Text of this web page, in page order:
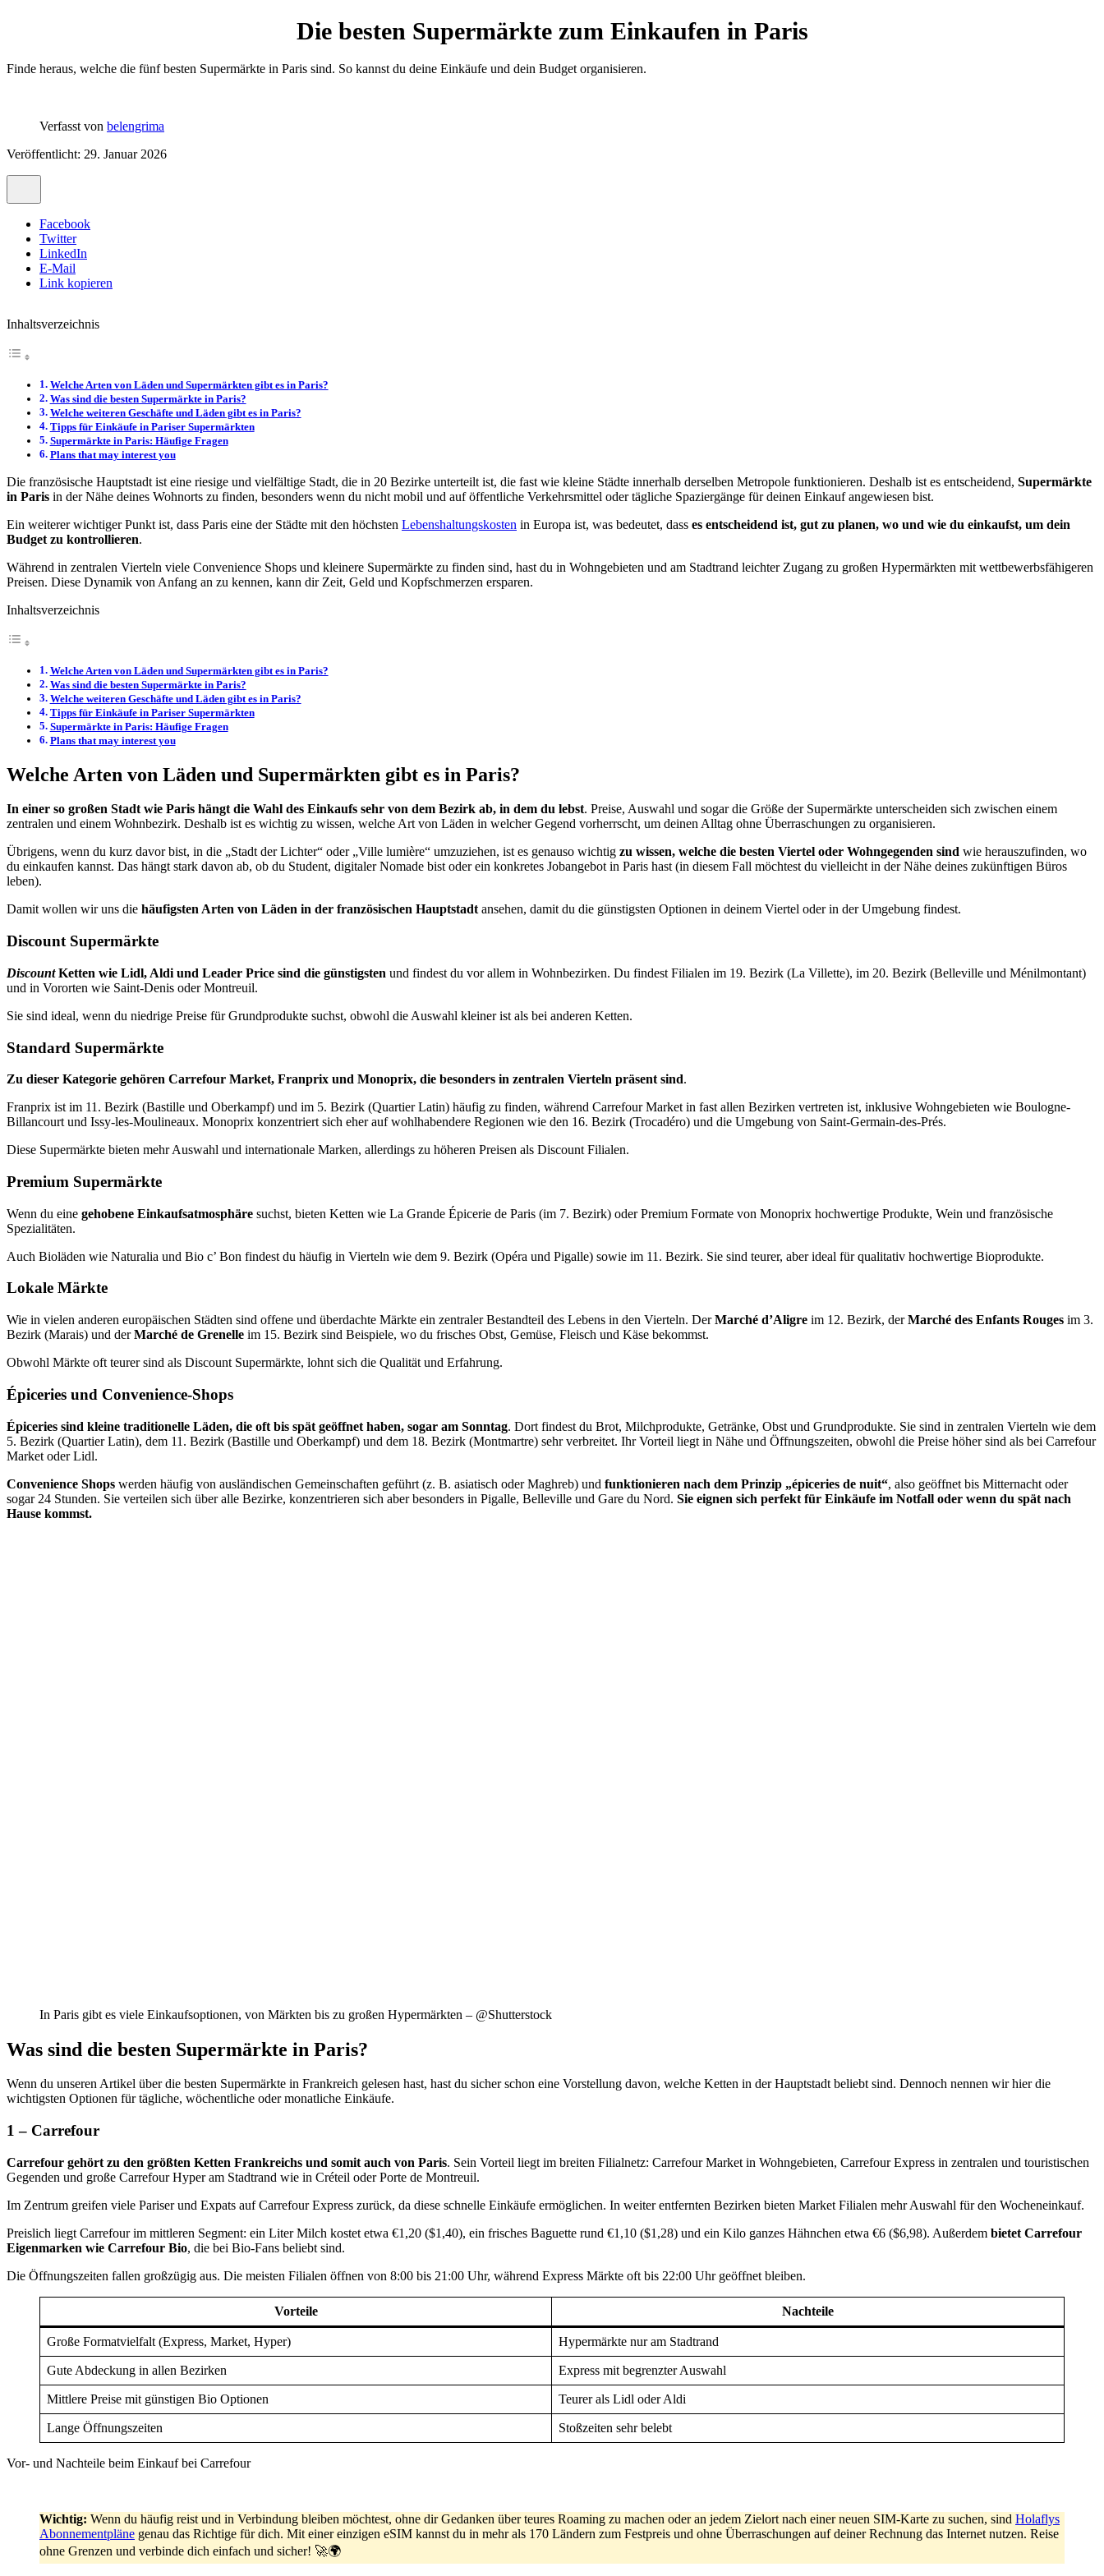
Die besten Supermärkte zum Einkaufen in Paris
Finde heraus, welche die fünf besten Supermärkte in Paris sind. So kannst du deine Einkäufe und dein Budget organisieren.
Verfasst von belengrima
Veröffentlicht: 29. Januar 2026
Facebook
Twitter
LinkedIn
E-Mail
Link kopieren
Inhaltsverzeichnis
Welche Arten von Läden und Supermärkten gibt es in Paris?
Was sind die besten Supermärkte in Paris?
Welche weiteren Geschäfte und Läden gibt es in Paris?
Tipps für Einkäufe in Pariser Supermärkten
Supermärkte in Paris: Häufige Fragen
Plans that may interest you
Die französische Hauptstadt ist eine riesige und vielfältige Stadt, die in 20 Bezirke unterteilt ist, die fast wie kleine Städte innerhalb derselben Metropole funktionieren. Deshalb ist es entscheidend, Supermärkte
in Paris in der Nähe deines Wohnorts zu finden, besonders wenn du nicht mobil und auf öffentliche Verkehrsmittel oder tägliche Spaziergänge für deinen Einkauf angewiesen bist.
Ein weiterer wichtiger Punkt ist, dass Paris eine der Städte mit den höchsten Lebenshaltungskosten in Europa ist, was bedeutet, dass es entscheidend ist, gut zu planen, wo und wie du einkaufst, um dein
Budget zu kontrollieren.
Während in zentralen Vierteln viele Convenience Shops und kleinere Supermärkte zu finden sind, hast du in Wohngebieten und am Stadtrand leichter Zugang zu großen Hypermärkten mit wettbewerbsfähigeren
Preisen. Diese Dynamik von Anfang an zu kennen, kann dir Zeit, Geld und Kopfschmerzen ersparen.
Inhaltsverzeichnis
Welche Arten von Läden und Supermärkten gibt es in Paris?
Was sind die besten Supermärkte in Paris?
Welche weiteren Geschäfte und Läden gibt es in Paris?
Tipps für Einkäufe in Pariser Supermärkten
Supermärkte in Paris: Häufige Fragen
Plans that may interest you
Welche Arten von Läden und Supermärkten gibt es in Paris?
In einer so großen Stadt wie Paris hängt die Wahl des Einkaufs sehr von dem Bezirk ab, in dem du lebst. Preise, Auswahl und sogar die Größe der Supermärkte unterscheiden sich zwischen einem
zentralen und einem Wohnbezirk. Deshalb ist es wichtig zu wissen, welche Art von Läden in welcher Gegend vorherrscht, um deinen Alltag ohne Überraschungen zu organisieren.
Übrigens, wenn du kurz davor bist, in die „Stadt der Lichter“ oder „Ville lumière“ umzuziehen, ist es genauso wichtig zu wissen, welche die besten Viertel oder Wohngegenden sind wie herauszufinden, wo
du einkaufen kannst. Das hängt stark davon ab, ob du Student, digitaler Nomade bist oder ein konkretes Jobangebot in Paris hast (in diesem Fall möchtest du vielleicht in der Nähe deines zukünftigen Büros
leben).
Damit wollen wir uns die häufigsten Arten von Läden in der französischen Hauptstadtansehen, damit du die günstigsten Optionen in deinem Viertel oder in der Umgebung findest.
Discount Supermärkte
DiscountKetten wie Lidl, Aldi und Leader Price sind die günstigsten und findest du vor allem in Wohnbezirken. Du findest Filialen im 19. Bezirk (La Villette), im 20. Bezirk (Belleville und Ménilmontant)
und in Vororten wie Saint-Denis oder Montreuil.
Sie sind ideal, wenn du niedrige Preise für Grundprodukte suchst, obwohl die Auswahl kleiner ist als bei anderen Ketten.
Standard Supermärkte
Zu dieser Kategorie gehören Carrefour Market, Franprix und Monoprix, die besonders in zentralen Vierteln präsent sind.
Franprix ist im 11. Bezirk (Bastille und Oberkampf) und im 5. Bezirk (Quartier Latin) häufig zu finden, während Carrefour Market in fast allen Bezirken vertreten ist, inklusive Wohngebieten wie Boulogne-
Billancourt und Issy-les-Moulineaux. Monoprix konzentriert sich eher auf wohlhabendere Regionen wie den 16. Bezirk (Trocadéro) und die Umgebung von Saint-Germain-des-Prés.
Diese Supermärkte bieten mehr Auswahl und internationale Marken, allerdings zu höheren Preisen als Discount Filialen.
Premium Supermärkte
Wenn du eine gehobene Einkaufsatmosphäre suchst, bieten Ketten wie La Grande Épicerie de Paris (im 7. Bezirk) oder Premium Formate von Monoprix hochwertige Produkte, Wein und französische
Spezialitäten.
Auch Bioläden wie Naturalia und Bio c’ Bon findest du häufig in Vierteln wie dem 9. Bezirk (Opéra und Pigalle) sowie im 11. Bezirk. Sie sind teurer, aber ideal für qualitativ hochwertige Bioprodukte.
Lokale Märkte
Wie in vielen anderen europäischen Städten sind offene und überdachte Märkte ein zentraler Bestandteil des Lebens in den Vierteln. DerMarché d’Aligre im 12. Bezirk, derMarché des Enfants Rouges im 3.
Bezirk (Marais) und derMarché de Grenelle im 15. Bezirk sind Beispiele, wo du frisches Obst, Gemüse, Fleisch und Käse bekommst.
Obwohl Märkte oft teurer sind als Discount Supermärkte, lohnt sich die Qualität und Erfahrung.
Épiceries und Convenience-Shops
Épiceries sind kleine traditionelle Läden, die oft bis spät geöffnet haben, sogar am Sonntag. Dort findest du Brot, Milchprodukte, Getränke, Obst und Grundprodukte. Sie sind in zentralen Vierteln wie dem
5. Bezirk (Quartier Latin), dem 11. Bezirk (Bastille und Oberkampf) und dem 18. Bezirk (Montmartre) sehr verbreitet. Ihr Vorteil liegt in Nähe und Öffnungszeiten, obwohl die Preise höher sind als bei Carrefour
Market oder Lidl.
Convenience Shops werden häufig von ausländischen Gemeinschaften geführt (z. B. asiatisch oder Maghreb) und funktionieren nach dem Prinzip „épiceries de nuit“, also geöffnet bis Mitternacht oder
sogar 24 Stunden. Sie verteilen sich über alle Bezirke, konzentrieren sich aber besonders in Pigalle, Belleville und Gare du Nord. Sie eignen sich perfekt für Einkäufe im Notfall oder wenn du spät nach
Hause kommst.
In Paris gibt es viele Einkaufsoptionen, von Märkten bis zu großen Hypermärkten – @Shutterstock
Was sind die besten Supermärkte in Paris?
Wenn du unseren Artikel über die besten Supermärkte in Frankreich gelesen hast, hast du sicher schon eine Vorstellung davon, welche Ketten in der Hauptstadt beliebt sind. Dennoch nennen wir hier die
wichtigsten Optionen für tägliche, wöchentliche oder monatliche Einkäufe.
1 – Carrefour
Carrefour gehört zu den größten Ketten Frankreichs und somit auch von Paris. Sein Vorteil liegt im breiten Filialnetz: Carrefour Market in Wohngebieten, Carrefour Express in zentralen und touristischen
Gegenden und große Carrefour Hyper am Stadtrand wie in Créteil oder Porte de Montreuil.
Im Zentrum greifen viele Pariser und Expats auf Carrefour Express zurück, da diese schnelle Einkäufe ermöglichen. In weiter entfernten Bezirken bieten Market Filialen mehr Auswahl für den Wocheneinkauf.
Preislich liegt Carrefour im mittleren Segment: ein Liter Milch kostet etwa €1,20 ($1,40), ein frisches Baguette rund €1,10 ($1,28) und ein Kilo ganzes Hähnchen etwa €6 ($6,98). Außerdem bietet Carrefour
Eigenmarken wie Carrefour Bio, die bei Bio-Fans beliebt sind.
Die Öffnungszeiten fallen großzügig aus. Die meisten Filialen öffnen von 8:00 bis 21:00 Uhr, während Express Märkte oft bis 22:00 Uhr geöffnet bleiben.
Vorteile Nachteile
Große Formatvielfalt (Express, Market, Hyper) Hypermärkte nur am Stadtrand
Gute Abdeckung in allen Bezirken Express mit begrenzter Auswahl
Mittlere Preise mit günstigen Bio Optionen Teurer als Lidl oder Aldi
Lange Öffnungszeiten Stoßzeiten sehr belebt
Vor- und Nachteile beim Einkauf bei Carrefour
Wichtig: Wenn du häufig reist und in Verbindung bleiben möchtest, ohne dir Gedanken über teures Roaming zu machen oder an jedem Zielort nach einer neuen SIM-Karte zu suchen, sind Holaflys
Abonnementpläne genau das Richtige für dich. Mit einer einzigen eSIM kannst du in mehr als 170 Ländern zum Festpreis und ohne Überraschungen auf deiner Rechnung das Internet nutzen. Reise
ohne Grenzen und verbinde dich einfach und sicher! 🚀🌍